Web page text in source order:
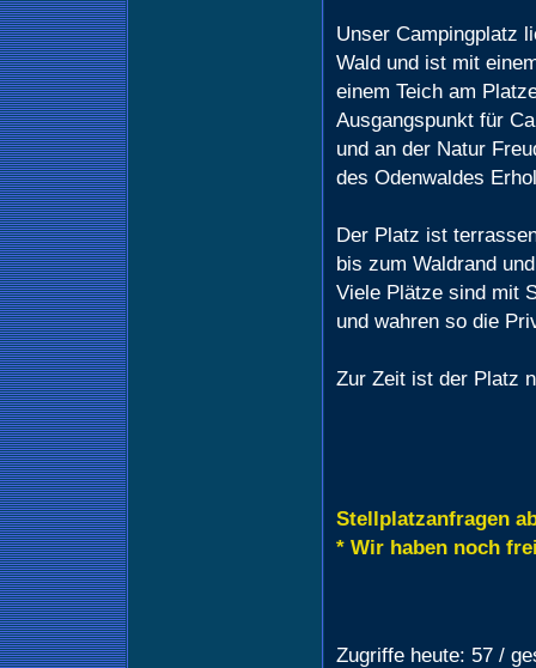
Unser Campingplatz
Wald und ist mit
einem Teich am
Ausgangspunkt für
und an der Natur
des Odenwaldes
Der Platz ist
bis zum Waldrand
Viele Plätze sind mit
und wahren so die
Zur Zeit ist der Platz
Stellplatzanfragen
* Wir haben noch
Zugriffe heute: 57 /